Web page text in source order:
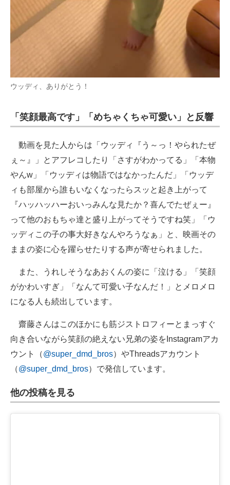
ウッディ、ありがとう！
「笑顔最高です」「めちゃくちゃ可愛い」と反響
動画を見た人からは「ウッディ『う～っ！やられたぜ
ぇ～』」とアフレコしたり「さすがわかってる」「本物
やんw」「ウッディは物語ではなかったんだ」「ウッデ
ィも部屋から誰もいなくなったらスッと起き上がって
『ハッハッハーおいっみんな見たか？喜んでたぜぇー』
って他のおもちゃ達と盛り上がってそうですね笑」「ウ
ッディこの子の事大好きなんやろうなぁ」と、映画その
ままの姿に心を躍らせたりする声が寄せられました。
また、うれしそうなあおくんの姿に「泣ける」「笑顔
がかわいすぎ」「なんて可愛い子なんだ！」とメロメロ
になる人も続出しています。
齋藤さんはこのほかにも筋ジストロフィーとまっすぐ
向き合いながら笑顔の絶えない兄弟の姿をInstagramアカ
ウント（@super_dmd_bros）やThreadsアカウント
（@super_dmd_bros）で発信しています。
他の投稿を見る